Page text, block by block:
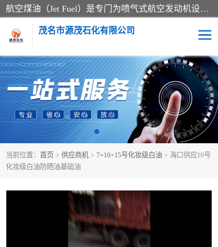
航空煤油（Jet Fuel）是专门为喷气式航空发动机设计的高纯度燃料，主要分为Jet A、Jet A-1和Jet B等类型。其特点是闪点高、低温流动性好，并添加了抗静电剂和抗氧化剂以确保飞行安全。航空煤油需
茂名市源茂石化有限公司
当前位置： 首页 > 供应商机 > 7+10+15号化妆级白油 > 海口供应10号
化妆级白油防晒油基础油
RP3航空煤油 D20+D30溶剂油
D40+D60溶剂油 D80+D100溶剂油
6号+120号溶剂油 260号溶剂油
异构烷烃 天然乳胶
26+32号化妆级白油 46+68号化妆级白油